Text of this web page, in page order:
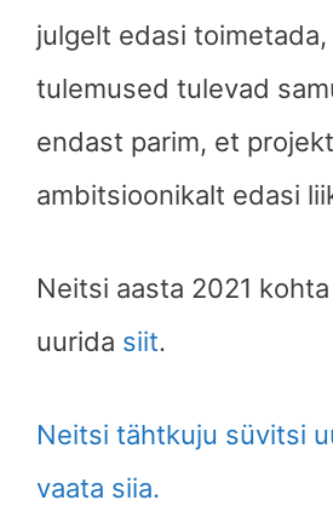
julgelt edasi
tulemused tulevad
endast parim, et
ambitsioonikalt edasi
Neitsi aasta 2021
uurida siit.
Neitsi tähtkuju süvitsi
vaata siia.